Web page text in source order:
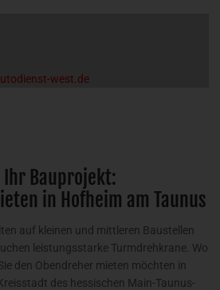
west.de
Bauprojekt:
in Hofheim am Taunus
auf kleinen und mittleren Baustellen
leistungsstarke Turmdrehkrane. Wo
den Obendreher mieten möchten in
des hessischen Main-Taunus-